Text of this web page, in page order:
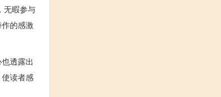
无暇参与
的感激
透露出
读者感